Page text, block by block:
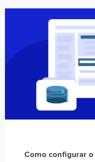
Como configurar